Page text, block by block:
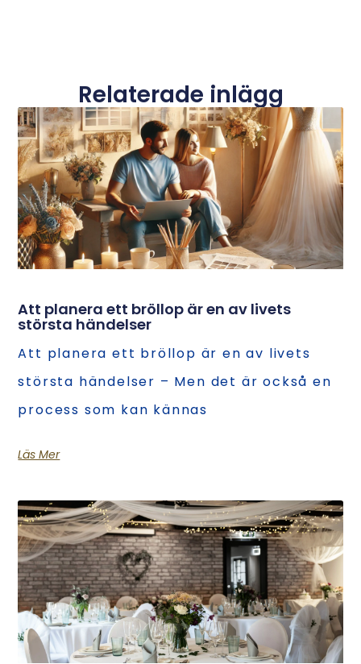
Relaterade inlägg
Att planera ett bröllop är en av livets
största händelser
Att planera ett bröllop är en av livets
största händelser – Men det är också en
process som kan kännas
Läs Mer